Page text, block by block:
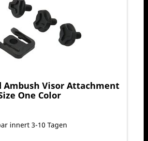
Ambush Visor Attachment
One Color
innert 3-10 Tagen